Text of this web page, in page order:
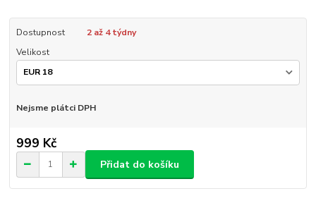
Dostupnost
2 až 4 týdny
Velikost
Nejsme plátci DPH
999 Kč
Přidat do košíku